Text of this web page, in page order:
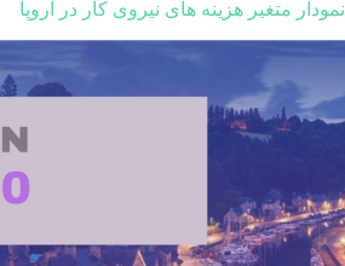
نمودار متغیر هزینه های نیروی کار در اروپا